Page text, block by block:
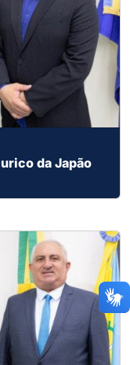
da Japão